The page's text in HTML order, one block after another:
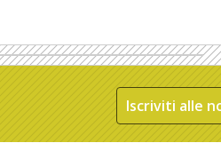
Iscriviti alle